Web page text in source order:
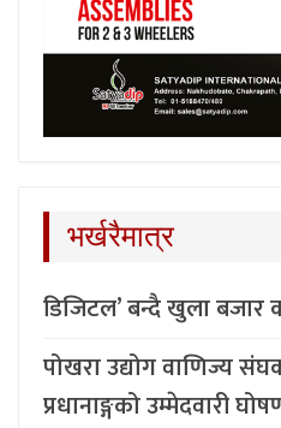
भर्खरैमात्र
डिजिटल’ बन्दै खुला बजार
पोखरा उद्योग वाणिज्य
प्रधानाङ्गको उम्मेदवारी